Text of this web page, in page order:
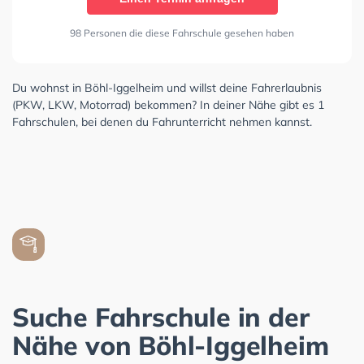
98 Personen die diese Fahrschule gesehen haben
Du wohnst in Böhl-Iggelheim und willst deine Fahrerlaubnis
(PKW, LKW, Motorrad) bekommen? In deiner Nähe gibt es 1
Fahrschulen, bei denen du Fahrunterricht nehmen kannst.
Suche Fahrschule in der
Nähe von Böhl-Iggelheim